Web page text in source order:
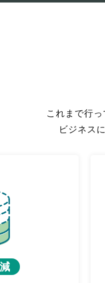
これまで行
ビジネス